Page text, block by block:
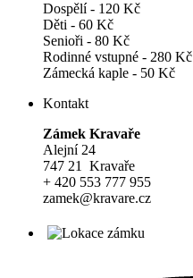
Dospělí - 120 Kč
Děti - 60 Kč
Senioři - 80 Kč
Rodinné vstupné - 280 Kč
Zámecká kaple - 50 Kč
Kontakt
Zámek Kravaře
Alejní 24
747 21 Kravaře
+ 420 553 777 955
zamek@kravare.cz